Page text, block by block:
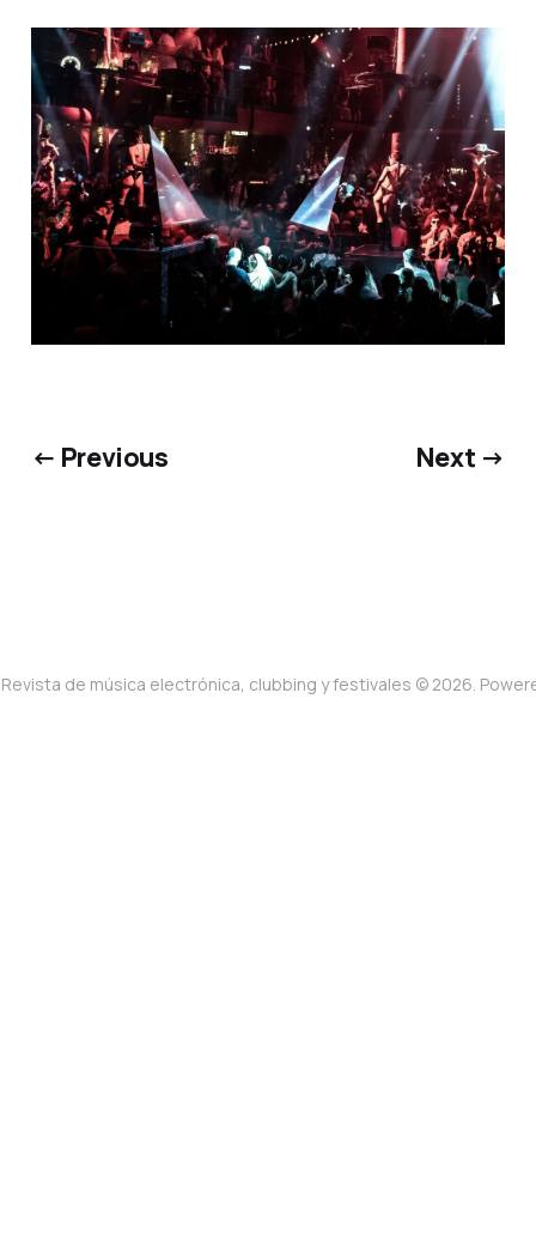
← Previous Next →
de música electrónica, clubbing y festivales © 2026.